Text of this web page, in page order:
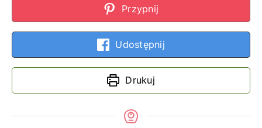
Przypnij
Udostępnij
Drukuj